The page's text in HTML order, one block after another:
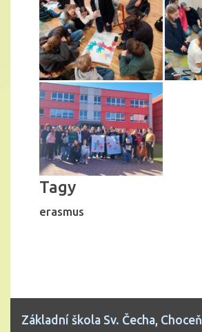
Tagy
erasmus
Základní škola Sv. Čecha, Choceň